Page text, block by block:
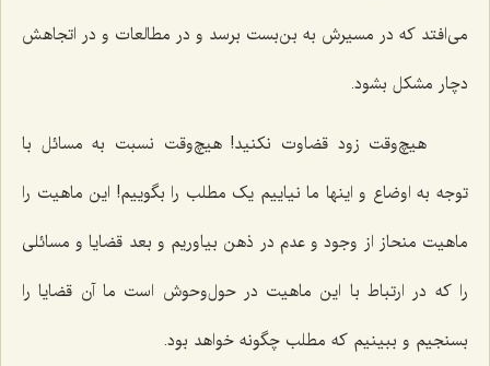
می‌افتد که در مسیرش به بن‌بست برسد و در مطالعات و در اتجاهش
دچار مشکل بشود.
هیچ‌وقت زود قضاوت نکنید! هیچ‌وقت نسبت به مسائل با
توجه به اوضاع و اینها ما نیاییم یک مطلب را بگوییم! این ماهیت را
ماهیت منحاز از وجود و عدم در ذهن بیاوریم و بعد قضایا و مسائلی
را که در ارتباط با این ماهیت در حول‌وحوش است ما آن قضایا را
بسنجیم و ببینیم که مطلب چگونه خواهد بود.